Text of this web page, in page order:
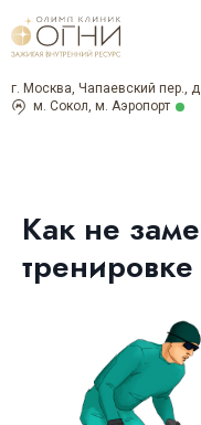
м. Сокол, м. Аэропорт
г. Москва, Чапаевский пер.,
Как не
тренировке